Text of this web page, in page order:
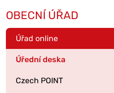
OBECNÍ ÚŘAD
Úřad online
Úřední deska
Czech POINT